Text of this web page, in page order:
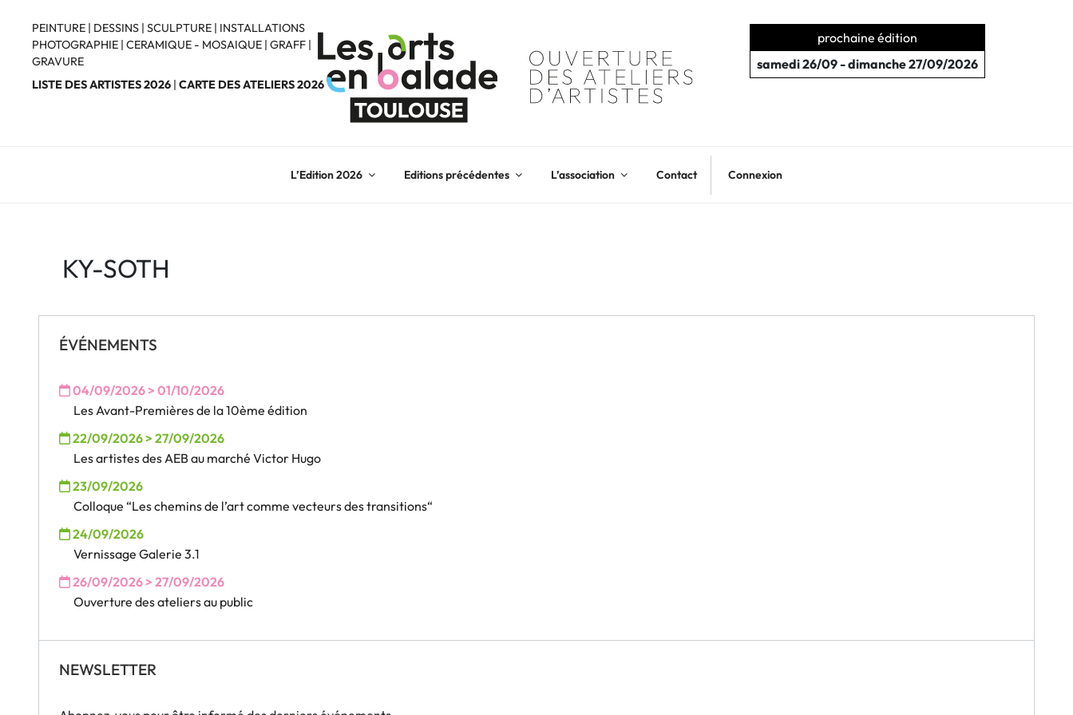
contenu
principal
PEINTURE | DESSINS | SCULPTURE | INSTALLATIONS
PHOTOGRAPHIE | CERAMIQUE - MOSAIQUE | GRAFF |
GRAVURE
LISTE DES ARTISTES 2026 | CARTE DES ATELIERS 2026
prochaine édition
samedi 26/09 - dimanche 27/09/2026
L’Edition 2026 Editions précédentes L’association Contact Connexion
KY-SOTH
ÉVÉNEMENTS
04/09/2026 > 01/10/2026
Les Avant-Premières de la 10ème édition
22/09/2026 > 27/09/2026
Les artistes des AEB au marché Victor Hugo
23/09/2026
Colloque “Les chemins de l’art comme vecteurs des transitions“
24/09/2026
Vernissage Galerie 3.1
26/09/2026 > 27/09/2026
Ouverture des ateliers au public
NEWSLETTER